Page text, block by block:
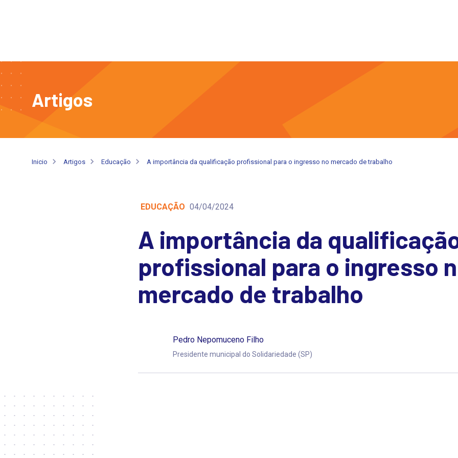
Artigos
Inicio Artigos Educação A importância da qualificação profissional para o ingresso no mercado de trabalho
EDUCAÇÃO 04/04/2024
A importância da
profissional para o ingresso
mercado de trabalho
Pedro Nepomuceno Filho
Presidente municipal do Solidariedade (SP)